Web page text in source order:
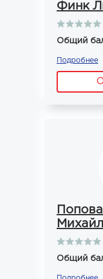
Финк
Общий
Подробнее
Общий